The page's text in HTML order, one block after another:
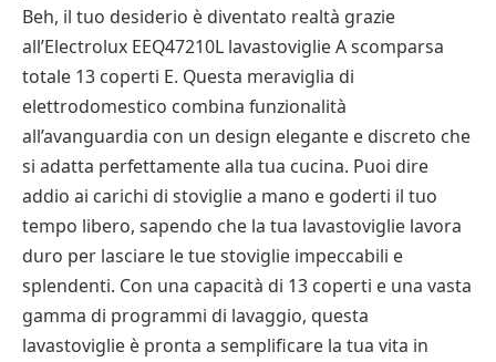
Beh, il tuo desiderio è diventato realtà grazie
all’Electrolux EEQ47210L lavastoviglie A scomparsa
totale 13 coperti E. Questa meraviglia di
elettrodomestico combina funzionalità
all’avanguardia con un design elegante e discreto che
si adatta perfettamente alla tua cucina. Puoi dire
addio ai carichi di stoviglie a mano e goderti il ​​tuo
tempo libero, sapendo che la tua lavastoviglie lavora
duro per lasciare le tue stoviglie impeccabili e
splendenti. Con una capacità di 13 coperti e una vasta
gamma di programmi di lavaggio, questa
lavastoviglie è pronta a semplificare la tua vita in